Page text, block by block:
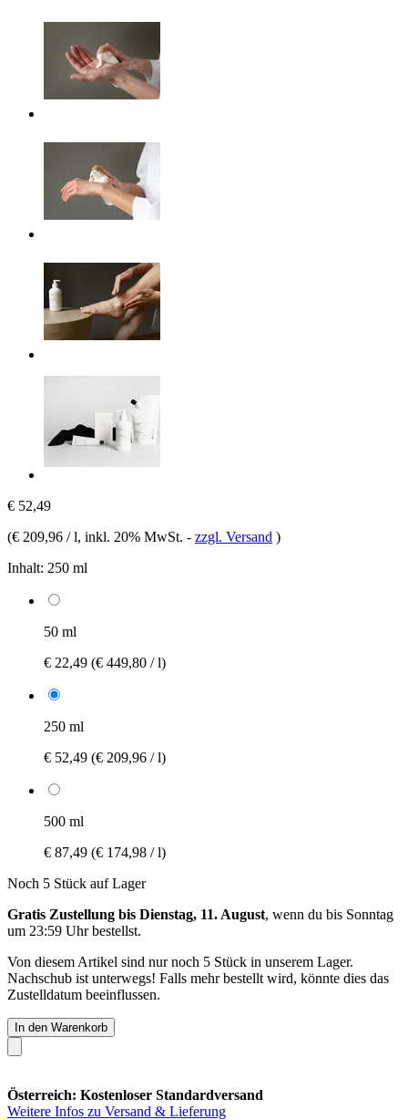
€ 52,49
(€ 209,96 / l, inkl. 20% MwSt. - zzgl. Versand )
Inhalt: 250 ml
50 ml
€ 22,49 (€ 449,80 / l)
250 ml
€ 52,49 (€ 209,96 / l)
500 ml
€ 87,49 (€ 174,98 / l)
Noch 5 Stück auf Lager
Gratis Zustellung bis Dienstag, 11. August, wenn du bis Sonntag
um 23:59 Uhrbestellst.
Von diesem Artikel sind nur noch 5 Stück in unserem Lager.
Nachschub ist unterwegs! Falls mehr bestellt wird, könnte dies das
Zustelldatum beeinflussen.
In den Warenkorb
Österreich: Kostenloser Standardversand
Weitere Infos zu Versand & Lieferung